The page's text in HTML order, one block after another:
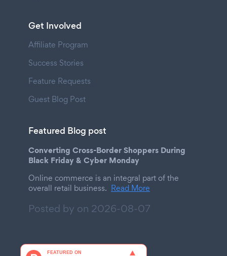
Get Involved
Affiliate Program
Success Stories
Feature Requests
Guest Blog Post
Featured Blog post
Converting Cross-Border Shoppers During
Black Friday & Cyber Monday
Online commerce is an integral part of the
overall retail business. Read More
Posted by on 2026-08-07